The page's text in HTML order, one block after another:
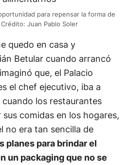
para repensar la forma de
Juan Pablo Soler
quedo en casa y
Betular cuando arrancó
que, el Palacio
el chef ejecutivo, iba a
los restaurantes
comidas en los hogares,
no era tan sencilla de
planes para brindar el
un packaging que no se